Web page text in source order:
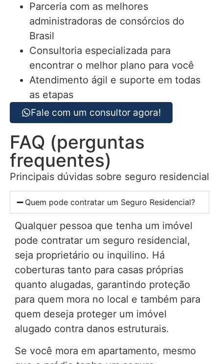
Parceria com as melhores
administradoras de consórcios do
Brasil
Consultoria especializada para
encontrar o melhor plano para você
Atendimento ágil e suporte em todas
as etapas
Fale com um consultor agora!
FAQ (perguntas
frequentes)
Principais dúvidas sobre seguro residencial
Quem pode contratar um Seguro Residencial?
Qualquer pessoa que tenha um imóvel
pode contratar um seguro residencial,
seja proprietário ou inquilino. Há
coberturas tanto para casas próprias
quanto alugadas, garantindo proteção
para quem mora no local e também para
quem deseja proteger um imóvel
alugado contra danos estruturais.
Se você mora em apartamento, mesmo